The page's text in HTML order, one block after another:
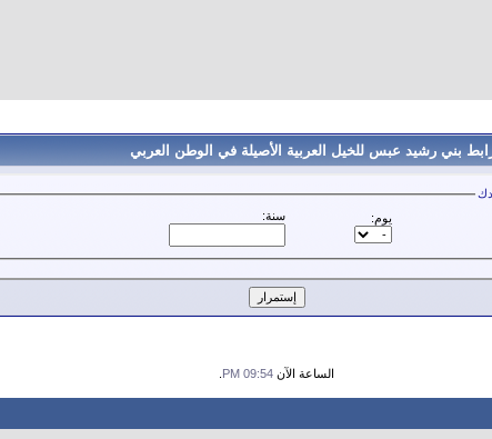
بني رشيد عبس للخيل العربية الأصيلة في الوطن العربي
يوم: سنة:
الساعة الآن 09:54 PM